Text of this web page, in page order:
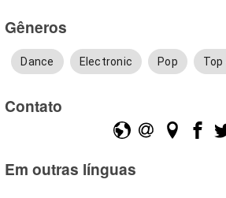
Gêneros
Dance Electronic Pop Top
Contato
Em outras línguas